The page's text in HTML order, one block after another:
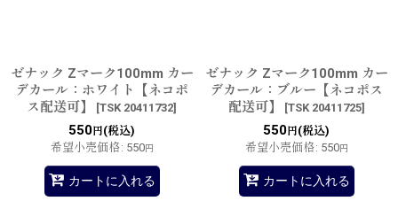
ゼナック Zマーク100mm カー
デカール：ホワイト【ネコポ
ス配送可】
[TSK 20411732]
550円(税込)
希望小売価格: 550円
カートに入れる
ゼナック Zマーク100mm カー
デカール：ブルー【ネコポス
配送可】
[TSK 20411725]
550円(税込)
希望小売価格: 550円
カートに入れる